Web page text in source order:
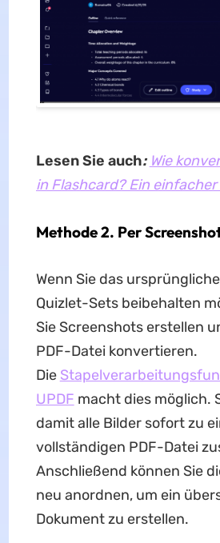
Lesen Sie auch: Wie
in Flashcard? Ein
Methode 2. Per
Wenn Sie das
Quizlet-Sets beibehalten
Sie Screenshots erstellen
PDF-Datei konvertieren.
Die
UPDF macht dies möglich.
damit alle Bilder sofort zu
vollständigen PDF-Datei
Anschließend können Sie
neu anordnen, um ein
Dokument zu erstellen.